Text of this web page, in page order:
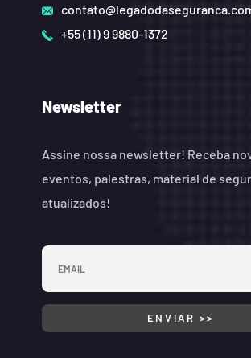
+55 (11) 9 9880-1372
Newsletter
Assine nossa newsletter! Receba
eventos, palestras, material de
atualizados!